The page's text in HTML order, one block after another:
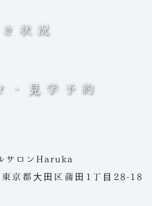
状況
・見学予約
サロンHaruka
京都大田区蒲田1丁目28-18